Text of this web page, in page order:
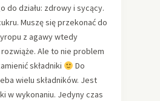
do działu: zdrowy i sycący.
Muszę się przekonać do
z agawy wtedy
Ale to nie problem
składniki
Do
wielu składników. Jest
w wykonaniu. Jedyny czas